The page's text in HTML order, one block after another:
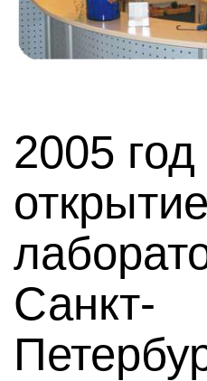
2005 год
открытие
Санкт-